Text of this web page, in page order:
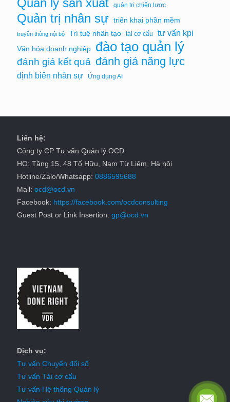
Quản lý sản xuất quản trị chiến lược
Quản trị nhân sự triển khai phần mềm
truyền thông nội bộ Trí tuệ nhân tạo tái cơ cấu tư vấn kpi
Văn hóa doanh nghiệp đào tạo quản lý
đánh giá kết quả đánh giá năng lực
định biên nhân sự Ứng dụng AI
Liên hệ:
Công ty CP Tư vấn Quản lý OCD
HO: Tầng 15, 48 Tố Hữu, Nam Từ Liêm, Hà nội
Hotline/Zalo/Whatsapp: 0886595688
Mail: ocd@ocd.vn
Facebook: https://facebook.com/ocdconsulting
Guest Post or Link Insertion: gp@ocd.vn
Dịch vụ:
Tư vấn Chuyển đổi số
Tư vấn Tái cơ cấu
Tư vấn Hệ thống Quản lý